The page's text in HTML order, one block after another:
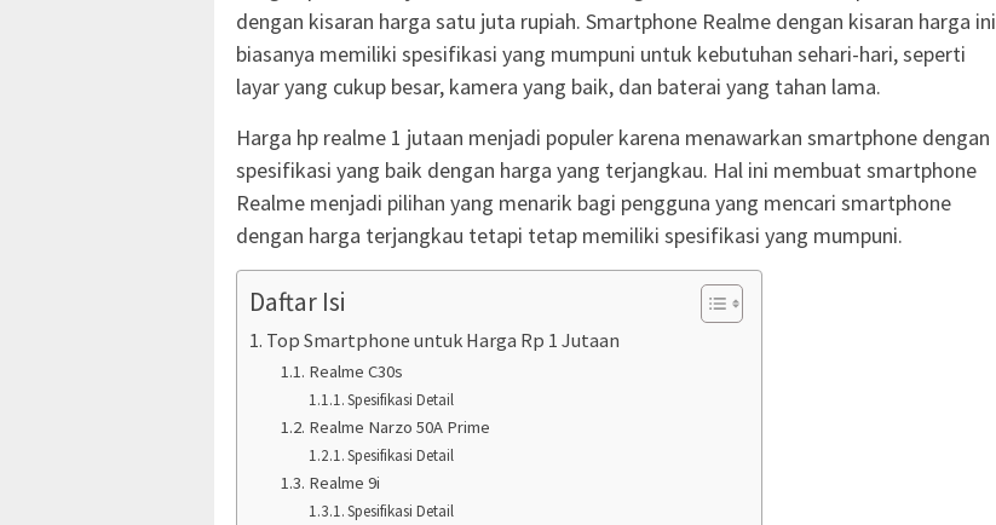
dengan kisaran harga satu juta rupiah. Smartphone Realme dengan kisaran harga ini
biasanya memiliki spesifikasi yang mumpuni untuk kebutuhan sehari-hari, seperti
layar yang cukup besar, kamera yang baik, dan baterai yang tahan lama.
Harga hp realme 1 jutaan menjadi populer karena menawarkan smartphone dengan
spesifikasi yang baik dengan harga yang terjangkau. Hal ini membuat smartphone
Realme menjadi pilihan yang menarik bagi pengguna yang mencari smartphone
dengan harga terjangkau tetapi tetap memiliki spesifikasi yang mumpuni.
Daftar Isi
Top Smartphone untuk Harga Rp 1 Jutaan
Realme C30s
Spesifikasi Detail
Realme Narzo 50A Prime
Spesifikasi Detail
Realme 9i
Spesifikasi Detail